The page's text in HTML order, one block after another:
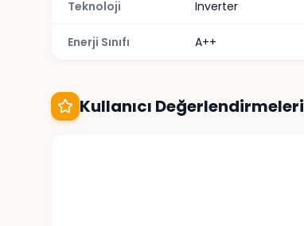
Teknoloji Inverter
Enerji Sınıfı A++
Kullanıcı Değerlendirmeleri